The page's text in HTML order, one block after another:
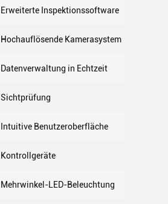
Erweiterte Inspektionssoftware
Hochauflösende Kamerasystem
Datenverwaltung in Echtzeit
Sichtprüfung
Intuitive Benutzeroberfläche
Kontrollgeräte
Mehrwinkel-LED-Beleuchtung